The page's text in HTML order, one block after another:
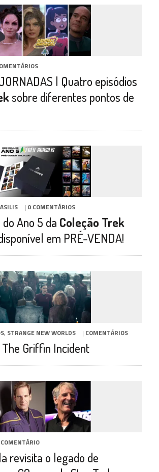
| Quatro episódios
sobre diferentes pontos de
| 0 COMENTÁRIOS
Ano 5 da Coleção Trek
em PRÉ-VENDA!
, STRANGE NEW WORLDS | COMENTÁRIOS
Griffin Incident
revisita o legado de